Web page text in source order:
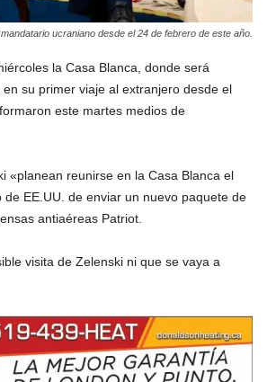
ucraniano desde el 24 de febrero de este año.
la Casa Blanca, donde será
su primer viaje al extranjero desde el
este martes medios de
«planean reunirse en la Casa Blanca el
EE.UU. de enviar un nuevo paquete de
antiaéreas Patriot.
visita de Zelenski ni que se vaya a